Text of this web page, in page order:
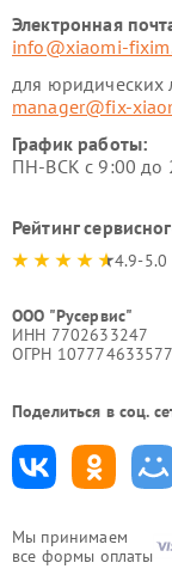
Мы принимаем
все формы оплаты
Электронная
info@xiaomi-
для юридических
manager@fix-
График работы:
ПН-ВСК с 9:00 до
Рейтинг
4.9-5.0
ООО "Русервис"
ИНН 7702633247
ОГРН
Поделиться в соц.